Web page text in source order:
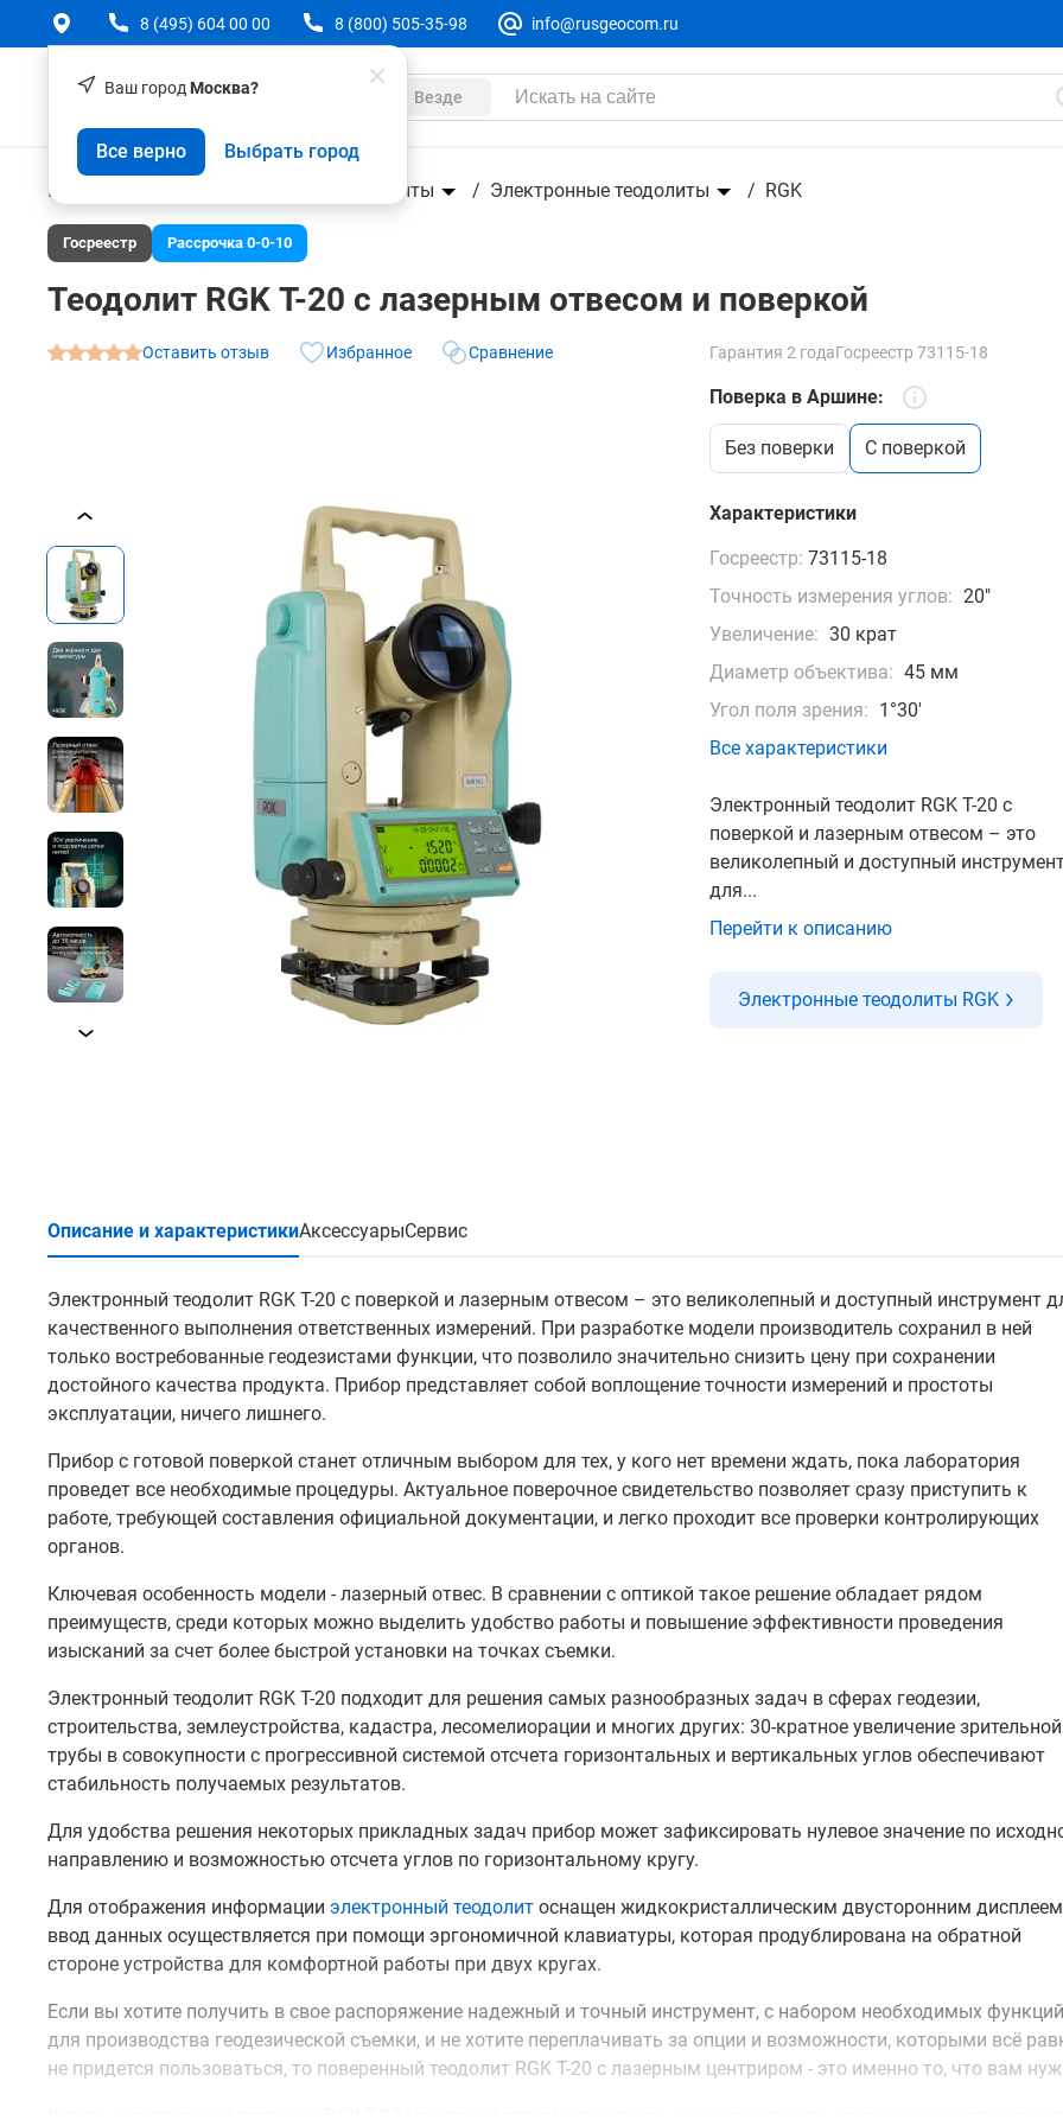
Ваш город Москва?
Все верно Выбрать город
8 (495) 604 00 00 8 (800) 505-35-98 info@rusgeocom.ru
Везде
Геодезическое оборудование Теодолиты Электронные теодолиты RGK
Госреестр Рассрочка 0-0-10
Теодолит RGK Т-20 с лазерным отвесом и поверкой
Оставить отзыв Избранное Сравнение Гарантия 2 годаГосреестр 73115-18
Поверка в Аршине:
без поверки c поверкой
Характеристики
Госреестр: 73115-18
Точность измерения углов: 20"
Увеличение: 30 крат
Диаметр объектива: 45 мм
Угол поля зрения: 1°30′
Все характеристики
Электронный теодолит RGK T-20 с
поверкой и лазерным отвесом – это
великолепный и доступный
для...
Перейти к описанию
Электронные теодолиты RGK
Описание и характеристикиАксессуарыСервис
Теодолит RGK Т-20 с лазерным отвесом и поверкой
О товаре ХарактеристикиАксессуары
Электронный теодолит RGK T-20 с поверкой и лазерным отвесом – это великолепный и доступный инструмент
качественного выполнения ответственных измерений. При разработке модели производитель сохранил в ней
только востребованные геодезистами функции, что позволило значительно снизить цену при сохранении
достойного качества продукта. Прибор представляет собой воплощение точности измерений и простоты
эксплуатации, ничего лишнего.
Прибор с готовой поверкой станет отличным выбором для тех, у кого нет времени ждать, пока лаборатория
проведет все необходимые процедуры. Актуальное поверочное свидетельство позволяет сразу приступить к
работе, требующей составления официальной документации, и легко проходит все проверки контролирующих
органов.
Ключевая особенность модели - лазерный отвес. В сравнении с оптикой такое решение обладает рядом
преимуществ, среди которых можно выделить удобство работы и повышение эффективности проведения
изысканий за счет более быстрой установки на точках съемки.
Электронный теодолит RGK T-20 подходит для решения самых разнообразных задач в сферах геодезии,
строительства, землеустройства, кадастра, лесомелиорации и многих других: 30-кратное увеличение зрительной
трубы в совокупности с прогрессивной системой отсчета горизонтальных и вертикальных углов обеспечивают
стабильность получаемых результатов.
Для удобства решения некоторых прикладных задач прибор может зафиксировать нулевое значение по
направлению и возможностью отсчета углов по горизонтальному кругу.
Для отображения информации электронный теодолит оснащен жидкокристаллическим двусторонним
ввод данных осуществляется при помощи эргономичной клавиатуры, которая продублирована на обратной
стороне устройства для комфортной работы при двух кругах.
Если вы хотите получить в свое распоряжение надежный и точный инструмент, с набором необходимых функций
для производства геодезической съемки, и не хотите переплачивать за опции и возможности, которыми всё
не придется пользоваться, то поверенный теодолит RGK T-20 с лазерным центриром - это именно то, что вам